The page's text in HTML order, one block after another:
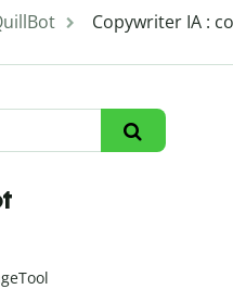
Copywriter IA :